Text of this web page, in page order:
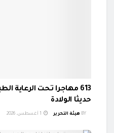
613 مهاجرا تحت الرعاية
حديثا الولادة
BY هيئة التحرير